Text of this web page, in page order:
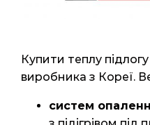
Купити теплу
виробника з Кореї.
систем